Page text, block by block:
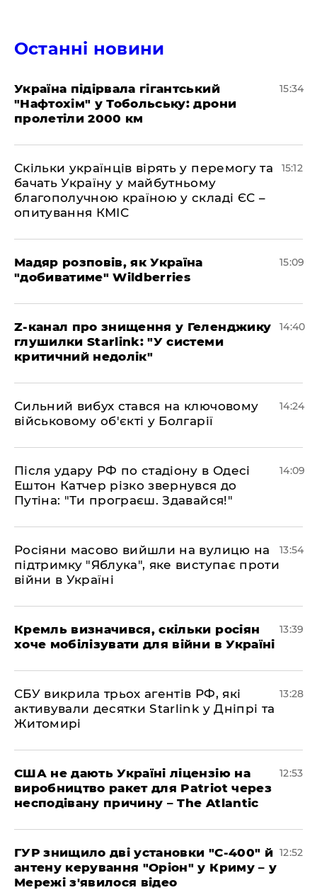
Останні новини
Україна підірвала гігантський
"Нафтохім" у Тобольську: дрони
пролетіли 2000 км
15:34
Скільки українців вірять у перемогу та
бачать Україну у майбутньому
благополучною країною у складі ЄС –
опитування КМІС
15:12
Мадяр розповів, як Україна
"добиватиме" Wildberries
15:09
Z-канал про знищення у Геленджику
глушилки Starlink: "У системи
критичний недолік"
14:40
Сильний вибух стався на ключовому
військовому об'єкті у Болгарії
14:24
Після удару РФ по стадіону в Одесі
Ештон Катчер різко звернувся до
Путіна: "Ти програєш. Здавайся!"
14:09
Росіяни масово вийшли на вулицю на
підтримку "Яблука", яке виступає проти
війни в Україні
13:54
Кремль визначився, скільки росіян
хоче мобілізувати для війни в Україні
13:39
СБУ викрила трьох агентів РФ, які
активували десятки Starlink у Дніпрі та
Житомирі
13:28
США не дають Україні ліцензію на
виробництво ракет для Patriot через
несподівану причину – The Atlantic
12:53
ГУР знищило дві установки "С-400" й
антену керування "Оріон" у Криму – у
Мережі з'явилося відео
12:52